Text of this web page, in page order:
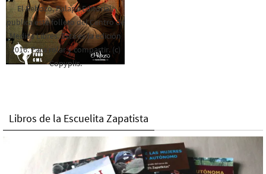
El Rebozo, Palapa Editorial,
publica este folleto del Centro de
Medios Libres. Esta es la edición
2016. Para rolar y compartir. (c)
Copyplis.
Libros de la Escuelita Zapatista